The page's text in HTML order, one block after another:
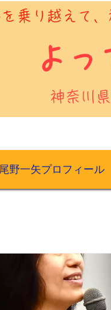
乗り越えて
神奈川
よっ
尾野一矢プロフィール